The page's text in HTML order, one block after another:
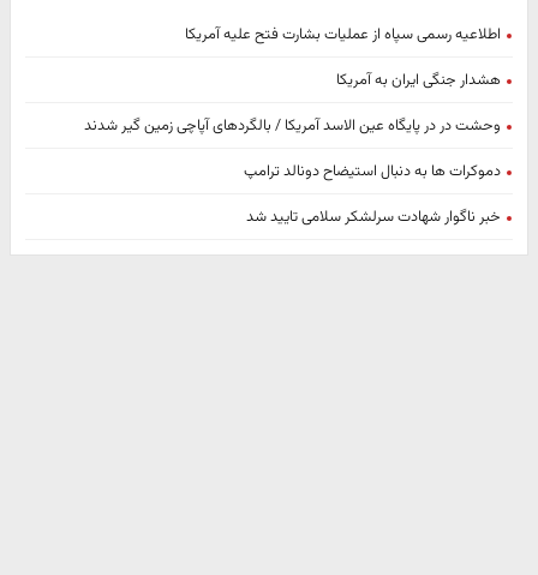
اطلاعیه رسمی سپاه از عملیات بشارت فتح علیه آمریکا
هشدار جنگی ایران به آمریکا
وحشت در در پایگاه عین الاسد آمریکا / بالگردهای آپاچی زمین گیر شدند
دموکرات ها به دنبال استیضاح دونالد ترامپ
خبر ناگوار شهادت سرلشکر سلامی تایید شد